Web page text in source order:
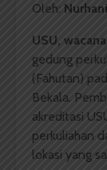
Oleh:
USU,
gedung
(Fahutan)
Bekala.
akreditasi
perkuliahan
lokasi yang